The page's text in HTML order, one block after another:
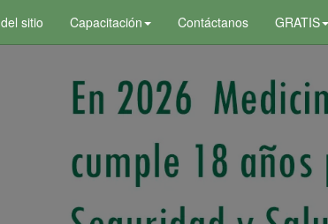
sitio Capacitación Contáctanos GRATIS